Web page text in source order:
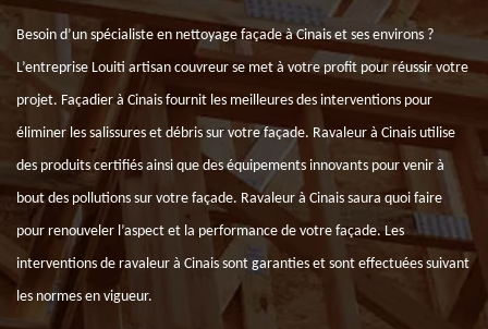
Besoin d’un spécialiste en nettoyage façade à Cinais et ses environs ?
L’entreprise Louiti artisan couvreur se met à votre profit pour réussir votre
projet. Façadier à Cinais fournit les meilleures des interventions pour
éliminer les salissures et débris sur votre façade. Ravaleur à Cinais utilise
des produits certifiés ainsi que des équipements innovants pour venir à
bout des pollutions sur votre façade. Ravaleur à Cinais saura quoi faire
pour renouveler l’aspect et la performance de votre façade. Les
interventions de ravaleur à Cinais sont garanties et sont effectuées suivant
les normes en vigueur.